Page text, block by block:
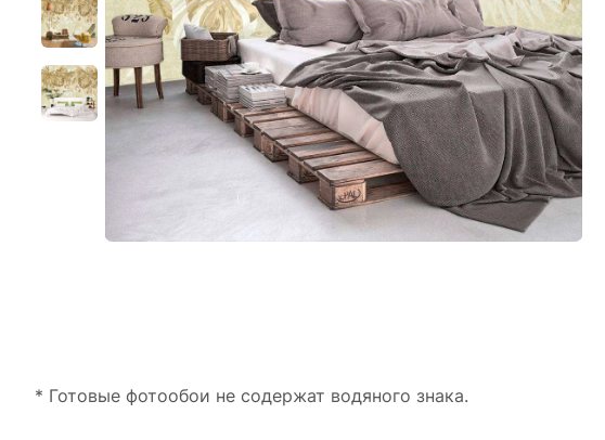
* Готовые фотообои не содержат водяного знака.